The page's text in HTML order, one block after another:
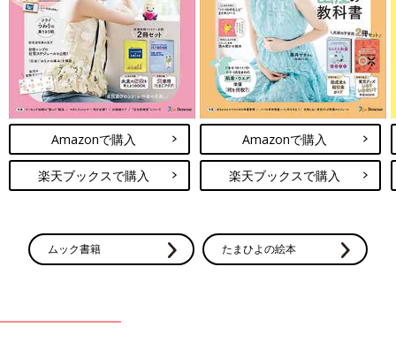
Amazonで購入
楽天ブックスで購入
Amazonで購入
楽天ブックスで購入
ムック書籍 たまひよの絵本